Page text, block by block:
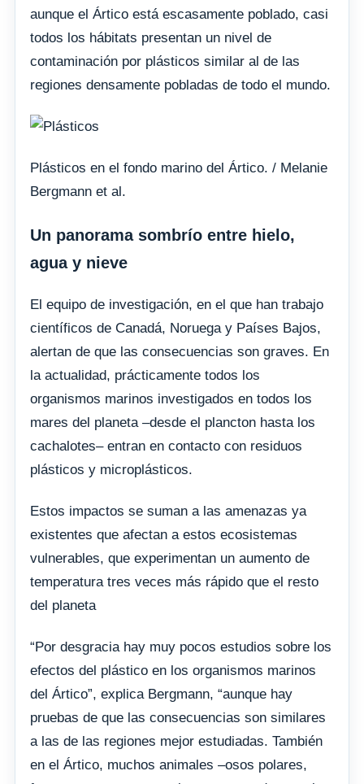
aunque el Ártico está escasamente poblado, casi
todos los hábitats presentan un nivel de
contaminación por plásticos similar al de las
regiones densamente pobladas de todo el mundo.
Plásticos en el fondo marino del Ártico. / Melanie
Bergmann et al.
Un panorama sombrío entre hielo,
agua y nieve
El equipo de investigación, en el que han trabajo
científicos de Canadá, Noruega y Países Bajos,
alertan de que las consecuencias son graves. En
la actualidad, prácticamente todos los
organismos marinos investigados en todos los
mares del planeta –desde el plancton hasta los
cachalotes– entran en contacto con residuos
plásticos y microplásticos.
Estos impactos se suman a las amenazas ya
existentes que afectan a estos ecosistemas
vulnerables, que experimentan un aumento de
temperatura tres veces más rápido que el resto
del planeta
“Por desgracia hay muy pocos estudios sobre los
efectos del plástico en los organismos marinos
del Ártico”, explica Bergmann, “aunque hay
pruebas de que las consecuencias son similares
a las de las regiones mejor estudiadas. También
en el Ártico, muchos animales –osos polares,